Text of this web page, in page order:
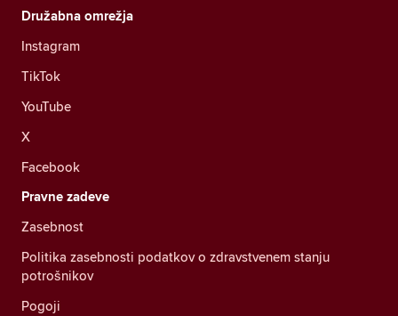
Družabna omrežja
Instagram
TikTok
YouTube
X
Facebook
Pravne zadeve
Zasebnost
Politika zasebnosti podatkov o zdravstvenem stanju
potrošnikov
Pogoji